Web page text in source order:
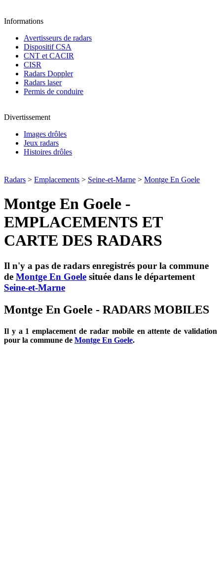
Informations
Avertisseurs de radars
Dispositif CSA
CNT et CACIR
CISR
Radars Doppler
Radars laser
Permis de conduire
Divertissement
Images drôles
Jeux radars
Histoires drôles
Radars > Emplacements > Seine-et-Marne > Montge En Goele
Montge En Goele -
EMPLACEMENTS ET
CARTE DES RADARS
Il n'y a pas de radars enregistrés pour la commune
de Montge En Goele située dans le département
Seine-et-Marne
Montge En Goele - RADARS MOBILES
Il y a 1 emplacement de radar mobile en attente de validation
pour la commune de Montge En Goele.